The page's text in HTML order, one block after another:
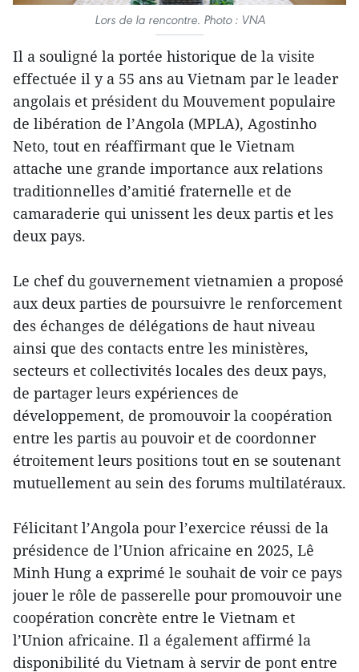
Lors de la rencontre. Photo : VNA
Il a souligné la portée historique de la visite
effectuée il y a 55 ans au Vietnam par le leader
angolais et président du Mouvement populaire
de libération de l’Angola (MPLA), Agostinho
Neto, tout en réaffirmant que le Vietnam
attache une grande importance aux relations
traditionnelles d’amitié fraternelle et de
camaraderie qui unissent les deux partis et les
deux pays.
Le chef du gouvernement vietnamien a proposé
aux deux parties de poursuivre le renforcement
des échanges de délégations de haut niveau
ainsi que des contacts entre les ministères,
secteurs et collectivités locales des deux pays,
de partager leurs expériences de
développement, de promouvoir la coopération
entre les partis au pouvoir et de coordonner
étroitement leurs positions tout en se soutenant
mutuellement au sein des forums multilatéraux.
Félicitant l’Angola pour l’exercice réussi de la
présidence de l’Union africaine en 2025, Lê
Minh Hung a exprimé le souhait de voir ce pays
jouer le rôle de passerelle pour promouvoir une
coopération concrète entre le Vietnam et
l’Union africaine. Il a également affirmé la
disponibilité du Vietnam à servir de pont entre